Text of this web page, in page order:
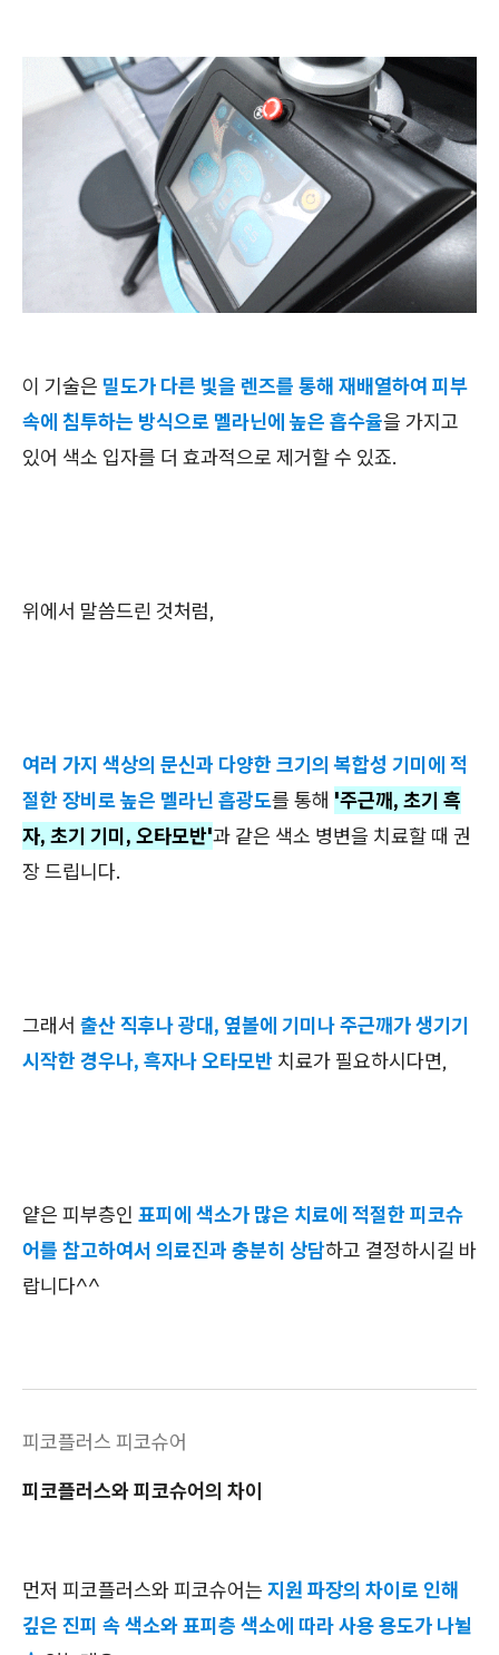
이 기술은 밀도가 다른 빛을 렌즈를 통해 재배열하여 피부
속에 침투하는 방식으로 멜라닌에 높은 흡수율을 가지고
있어 색소 입자를 더 효과적으로 제거할 수 있죠.
위에서 말씀드린 것처럼,
여러 가지 색상의 문신과 다양한 크기의 복합성 기미에 적
절한 장비로 높은 멜라닌 흡광도를 통해 '주근깨, 초기 흑
자, 초기 기미, 오타모반'과 같은 색소 병변을 치료할 때 권
장 드립니다.
그래서 출산 직후나 광대, 옆볼에 기미나 주근깨가 생기기
시작한 경우나, 흑자나 오타모반 치료가 필요하시다면,
얕은 피부층인 표피에 색소가 많은 치료에 적절한 피코슈
어를 참고하여서 의료진과 충분히 상담하고 결정하시길 바
랍니다^^
피코플러스 피코슈어
피코플러스와 피코슈어의 차이
먼저 피코플러스와 피코슈어는 지원 파장의 차이로 인해
깊은 진피 속 색소와 표피층 색소에 따라 사용 용도가 나뉠